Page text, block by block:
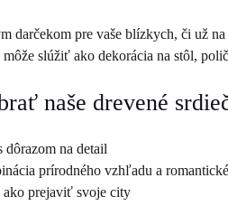
darčekom pre vaše blízkych, či už
slúžiť ako dekorácia na stôl,
naše drevené
dôrazom na detail
prírodného vzhľadu a
ako prejaviť svoje city